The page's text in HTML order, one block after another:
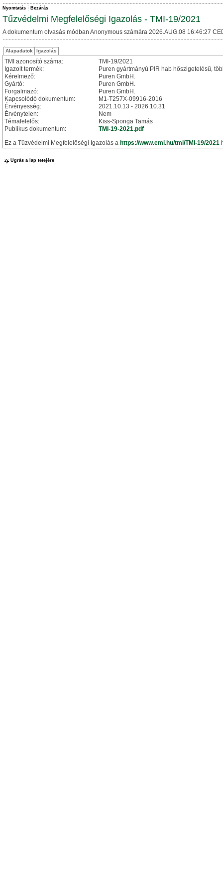
Nyomtatás Bezárás
Tűzvédelmi Megfelelőségi Igazolás - TMI-19/2021
A dokumentum olvasás módban Anonymous számára 2026.AUG.08 16:46:27
Alapadatok Igazolás
TMI azonosító száma:
TMI-19/2021
Igazolt termék:
Puren gyártmányú PIR hab hőszigetelésű,
Kérelmező:
Puren GmbH.
Gyártó:
Puren GmbH.
Forgalmazó:
Puren GmbH.
Kapcsolódó dokumentum:
M1-T257X-09916-2016
Érvényesség:
2021.10.13 - 2026.10.31
Érvénytelen:
Nem
Témafelelős:
Kiss-Sponga Tamás
Publikus dokumentum:
TMI-19-2021.pdf
Ez a Tűzvédelmi Megfelelőségi Igazolás a https://www.emi.hu/tmi/TMI-19/2021
Ugrás a lap tetejére